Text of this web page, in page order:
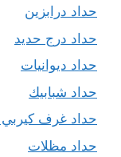
حداد درابزين
حداد درج حديد
حداد ديوانيات
حداد شبابيك
حداد غرف كيربي
حداد مظلات